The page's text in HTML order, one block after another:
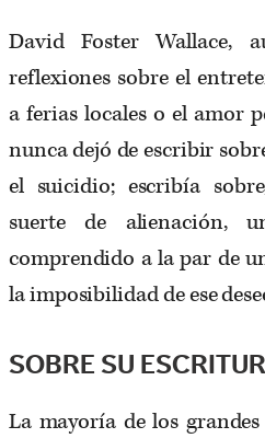
David Foster Wallace,
reflexiones sobre el
a ferias locales o el amor
nunca dejó de escribir
el suicidio; escribía
suerte de alienación,
comprendido a la par de
la imposibilidad de ese
SOBRE SU
La mayoría de los